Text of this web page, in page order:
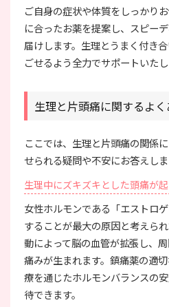
ご自身の症状や体質をしっかり
に合ったお薬を提案し、スピー
届けします。生理とうまく付き
ごせるよう全力でサポートいたし
生理と片頭痛に関するよ
ここでは、生理と片頭痛の関係
せられる疑問や不安にお答えしま
生理中にズキズキとした頭痛が
女性ホルモンである「エストロ
することが最大の原因と考えら
動によって脳の血管が拡張し、
痛みが生まれます。鎮痛薬の適
療を通じたホルモンバランスの
待できます。